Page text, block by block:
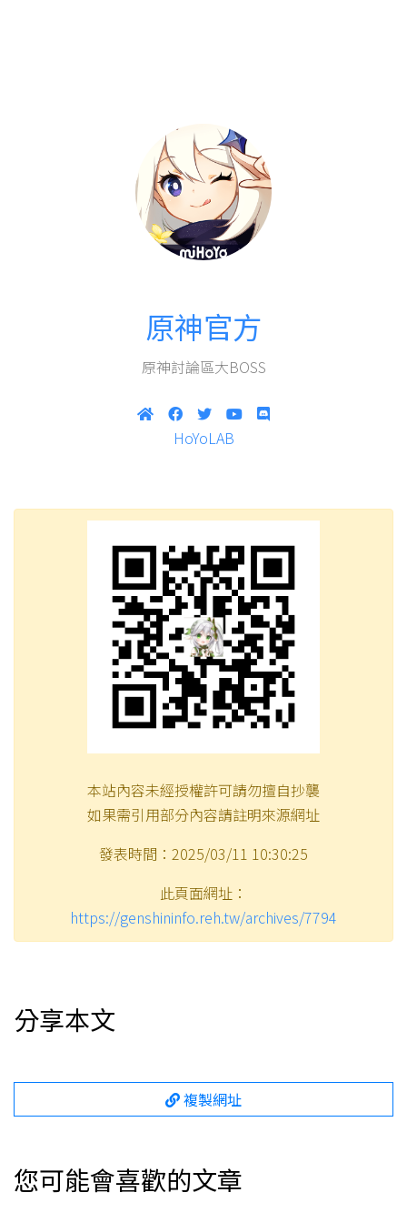
原神官方
原神討論區大BOSS
HoYoLAB
本站內容未經授權許可請勿擅自抄襲
如果需引用部分內容請註明來源網址
發表時間：2025/03/11 10:30:25
此頁面網址：
https://genshininfo.reh.tw/archives/7794
分享本文
複製網址
您可能會喜歡的文章